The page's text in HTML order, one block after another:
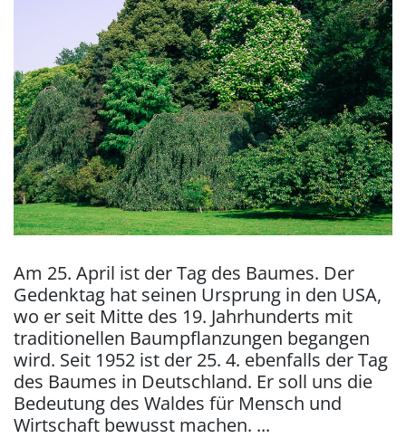
Am 25. April ist der Tag des Baumes. Der
Gedenktag hat seinen Ursprung in den USA,
wo er seit Mitte des 19. Jahrhunderts mit
traditionellen Baumpflanzungen begangen
wird. Seit 1952 ist der 25. 4. ebenfalls der Tag
des Baumes in Deutschland. Er soll uns die
Bedeutung des Waldes für Mensch und
Wirtschaft bewusst machen. ...